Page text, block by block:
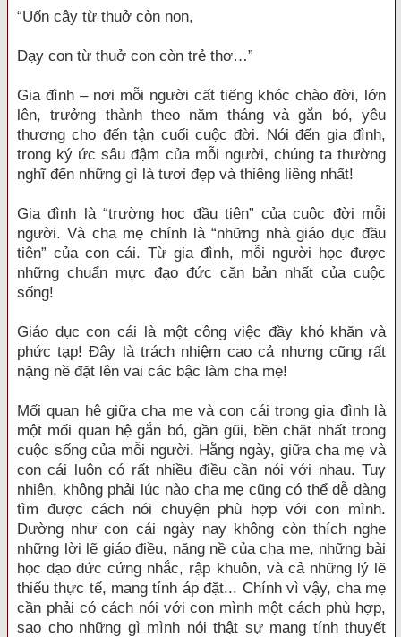
“Uốn cây từ thuở còn non,
Dạy con từ thuở con còn trẻ thơ…”
Gia đình – nơi mỗi người cất tiếng khóc chào đời, lớn
lên, trưởng thành theo năm tháng và gắn bó, yêu
thương cho đến tận cuối cuộc đời. Nói đến gia đình,
trong ký ức sâu đậm của mỗi người, chúng ta thường
nghĩ đến những gì là tươi đẹp và thiêng liêng nhất!
Gia đình là “trường học đầu tiên” của cuộc đời mỗi
người. Và cha mẹ chính là “những nhà giáo dục đầu
tiên” của con cái. Từ gia đình, mỗi người học được
những chuẩn mực đạo đức căn bản nhất của cuộc
sống!
Giáo dục con cái là một công việc đầy khó khăn và
phức tạp! Đây là trách nhiệm cao cả nhưng cũng rất
nặng nề đặt lên vai các bậc làm cha mẹ!
Mối quan hệ giữa cha mẹ và con cái trong gia đình là
một mối quan hệ gắn bó, gần gũi, bền chặt nhất trong
cuộc sống của mỗi người. Hằng ngày, giữa cha mẹ và
con cái luôn có rất nhiều điều cần nói với nhau. Tuy
nhiên, không phải lúc nào cha mẹ cũng có thể dễ dàng
tìm được cách nói chuyện phù hợp với con mình.
Dường như con cái ngày nay không còn thích nghe
những lời lẽ giáo điều, nặng nề của cha mẹ, những bài
học đạo đức cứng nhắc, rập khuôn, và cả những lý lẽ
thiếu thực tế, mang tính áp đặt... Chính vì vậy, cha mẹ
cần phải có cách nói với con mình một cách phù hợp,
sao cho những gì mình nói thật sự mang tính thuyết